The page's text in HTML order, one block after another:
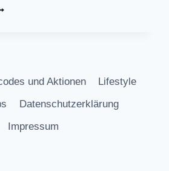
Z
und Aktionen
Lifestyle
Datenschutzerklärung
Impressum